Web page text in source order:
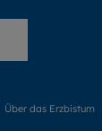
Über das Erzbistum